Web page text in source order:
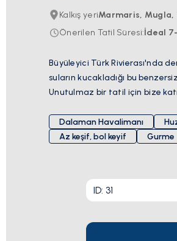
Kalkış yeriMarmaris, Mugla,
Önerilen Tatil Süresi:İdeal
Büyüleyici Türk Rivierası'nda
suların kucakladığı bu
Unutulmaz bir tatil için bize
Dalaman Havalimanı
Az keşif, bol keyif
Gurme
ID: 31